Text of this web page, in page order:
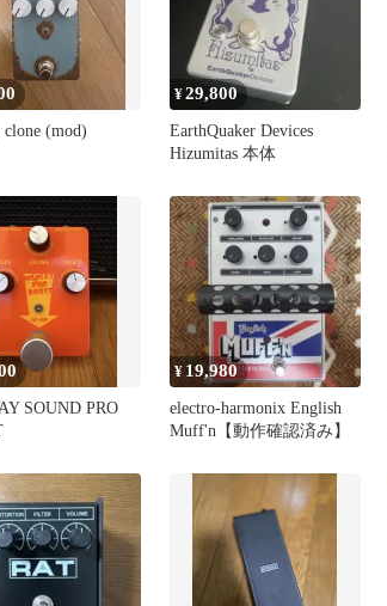
(mod)
¥29,800
EarthQuaker Devices
Hizumitas 本体
SOUND PRO
¥ 19,980
electro-harmonix English
Muff'n【動作確認済み】